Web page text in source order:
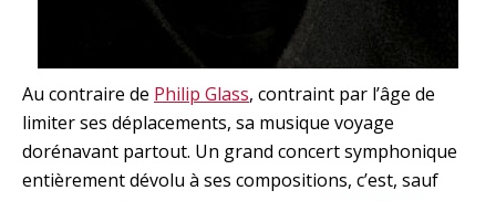
Au contraire de Philip Glass, contraint par l’âge de
limiter ses déplacements, sa musique voyage
dorénavant partout. Un grand concert symphonique
entièrement dévolu à ses compositions, c’est, sauf